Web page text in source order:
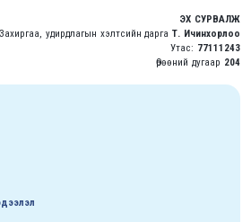
ЭХ СУРВАЛЖ
Захиргаа, удирдлагын хэлтсийн даргаТ. Ичинхорлоо
Утас: 77111243
Өрөөний дугаар 204